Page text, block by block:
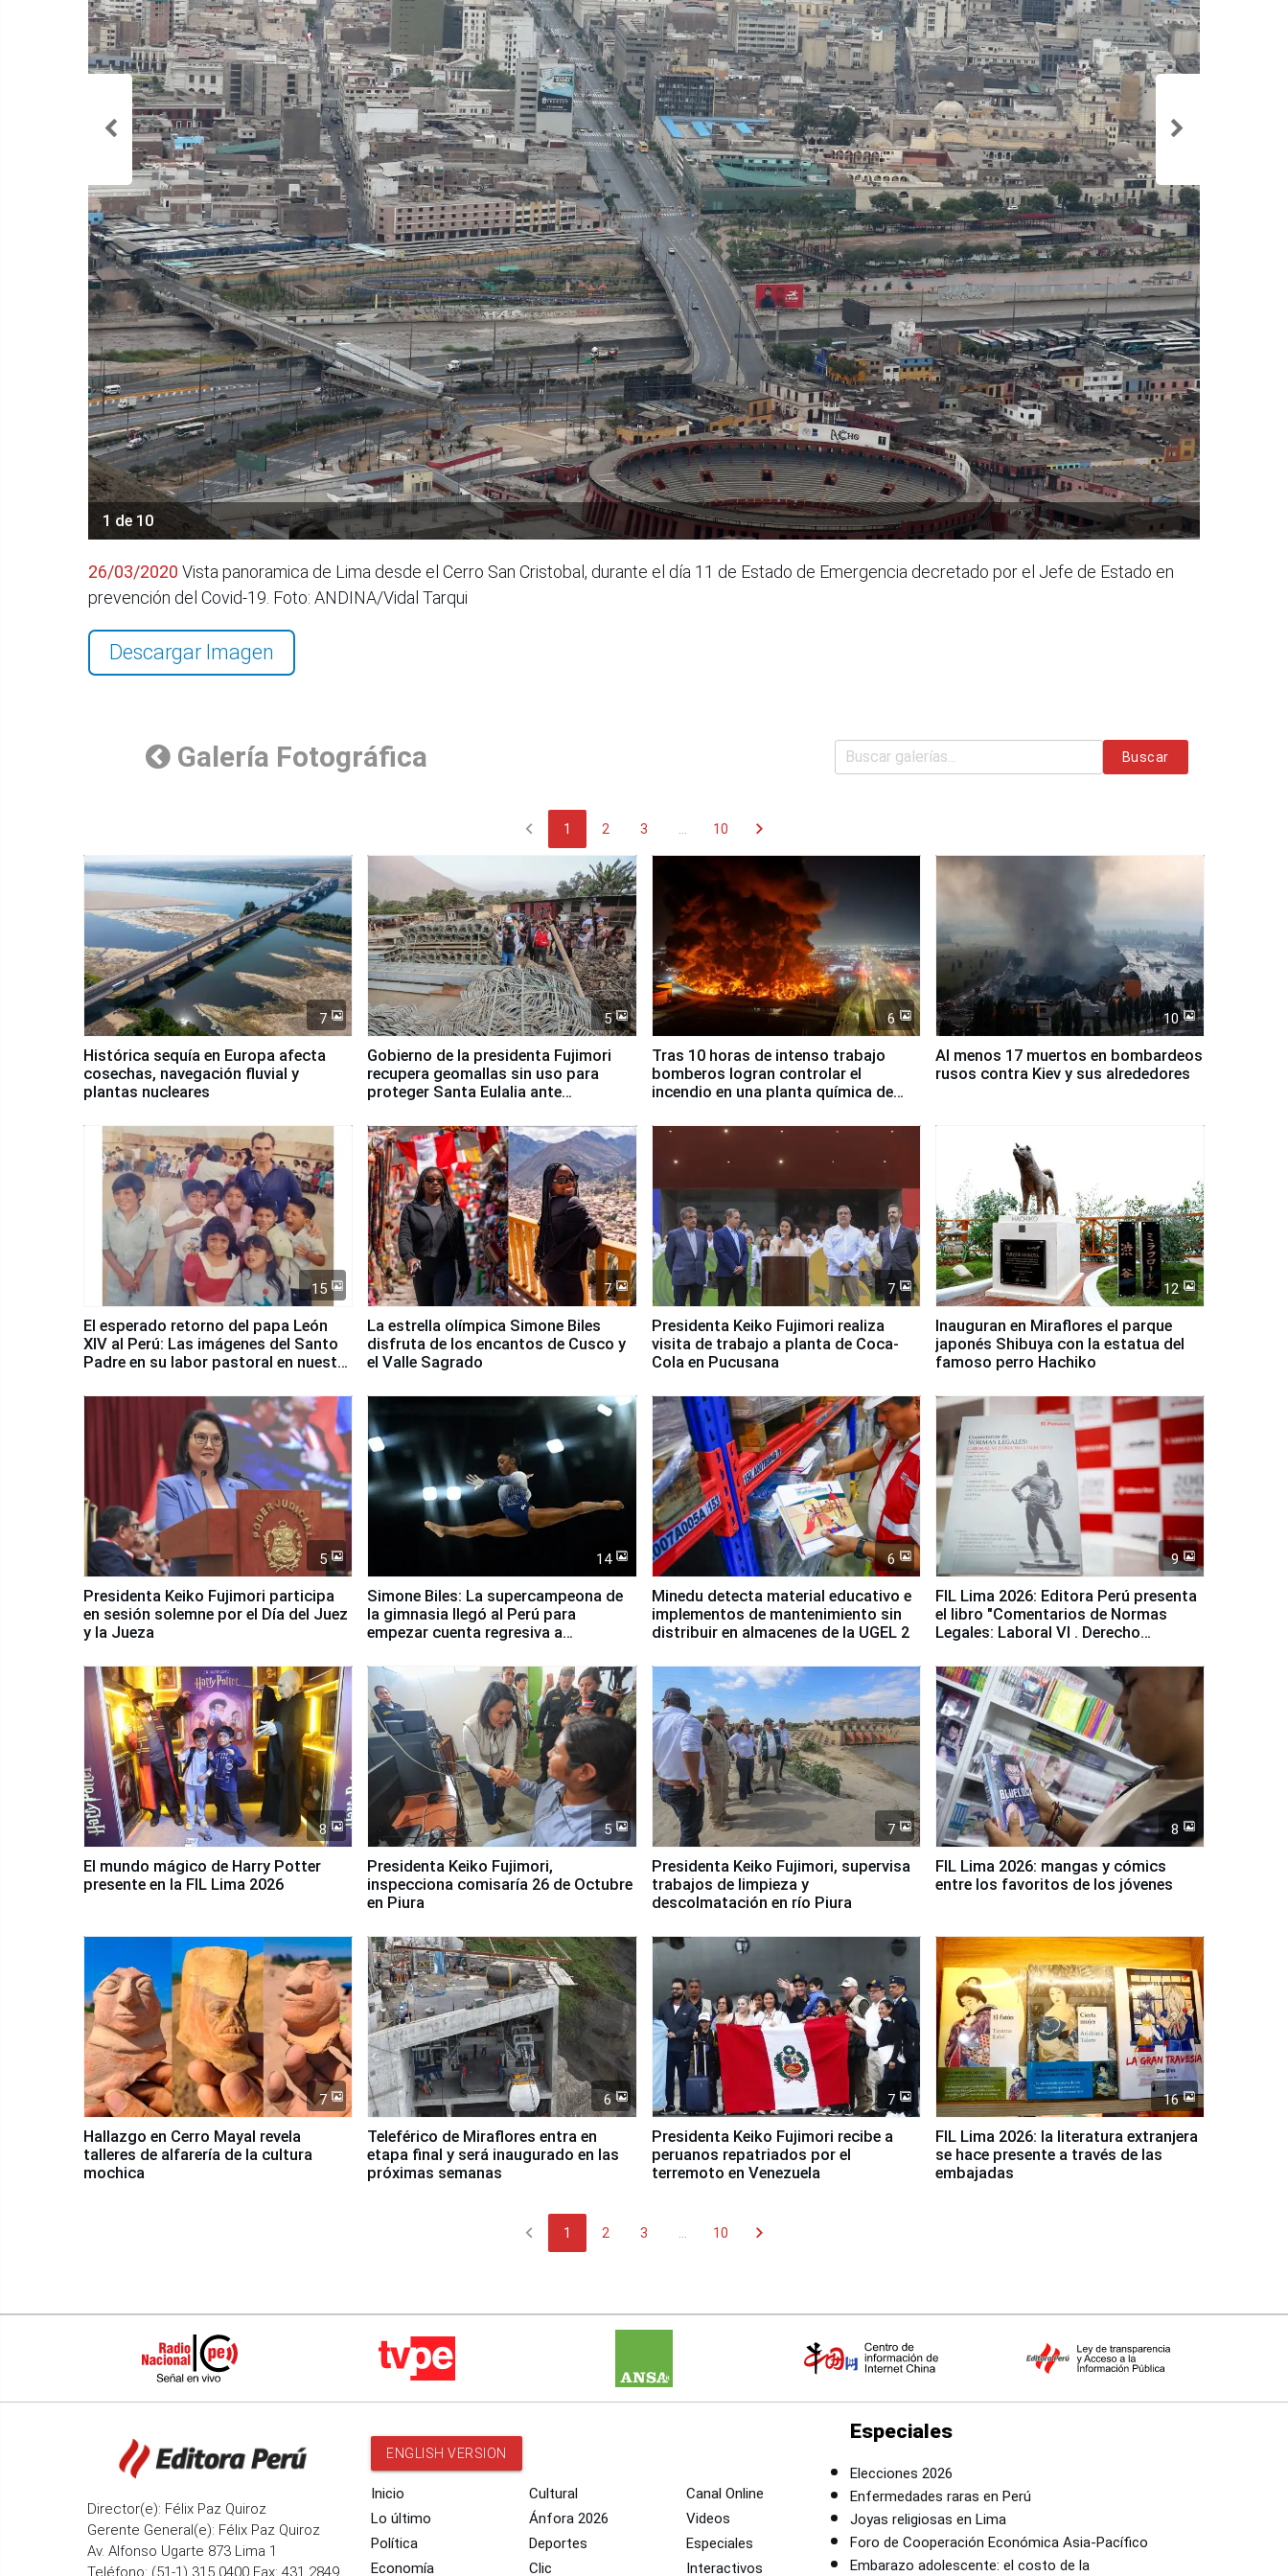
1 de 10
26/03/2020 Vista panoramica de Lima desde el Cerro San Cristobal, durante el día 11 de Estado de Emergencia decretado por el Jefe de Estado en
prevención del Covid-19. Foto: ANDINA/Vidal Tarqui
Descargar Imagen
Galería Fotográfica Buscar
chevron_left 1 2 3 10 chevron_right
7
Histórica sequía en Europa afecta
cosechas, navegación fluvial y
plantas nucleares
5
Gobierno de la presidenta Fujimori
recupera geomallas sin uso para
proteger Santa Eulalia ante
6
Tras 10 horas de intenso trabajo
bomberos logran controlar el
incendio en una planta química de
10
Al menos 17 muertos en bombardeos
rusos contra Kiev y sus alrededores
15
El esperado retorno del papa León
XIV al Perú: Las imágenes del Santo
Padre en su labor pastoral en nuestro
7
La estrella olímpica Simone Biles
disfruta de los encantos de Cusco y
el Valle Sagrado
7
Presidenta Keiko Fujimori realiza
visita de trabajo a planta de Coca-
Cola en Pucusana
12
Inauguran en Miraflores el parque
japonés Shibuya con la estatua del
famoso perro Hachiko
5
Presidenta Keiko Fujimori participa
en sesión solemne por el Día del Juez
y la Jueza
14
Simone Biles: La supercampeona de
la gimnasia llegó al Perú para
empezar cuenta regresiva a
6
Minedu detecta material educativo e
implementos de mantenimiento sin
distribuir en almacenes de la UGEL 2
9
FIL Lima 2026: Editora Perú presenta
el libro "Comentarios de Normas
Legales: Laboral Vl . Derecho
8
El mundo mágico de Harry Potter
presente en la FIL Lima 2026
5
Presidenta Keiko Fujimori,
inspecciona comisaría 26 de Octubre
en Piura
7
Presidenta Keiko Fujimori, supervisa
trabajos de limpieza y
descolmatación en río Piura
8
FIL Lima 2026: mangas y cómics
entre los favoritos de los jóvenes
7
Hallazgo en Cerro Mayal revela
talleres de alfarería de la cultura
mochica
6
Teleférico de Miraflores entra en
etapa final y será inaugurado en las
próximas semanas
7
Presidenta Keiko Fujimori recibe a
peruanos repatriados por el
terremoto en Venezuela
16
FIL Lima 2026: la literatura extranjera
se hace presente a través de las
embajadas
chevron_left 1 2 3 10 chevron_right
Director(e): Félix Paz Quiroz
Gerente General(e): Félix Paz Quiroz
Av. Alfonso Ugarte 873 Lima 1
Teléfono: (51-1) 315 0400 Fax: 431 2849
ENGLISH VERSION
Inicio
Lo último
Política
Economía
Cultural
Ánfora 2026
Deportes
Clic
Canal Online
Videos
Especiales
Interactivos
Especiales
Elecciones 2026
Enfermedades raras en Perú
Joyas religiosas en Lima
Foro de Cooperación Económica Asia-Pacífico
Embarazo adolescente: el costo de la